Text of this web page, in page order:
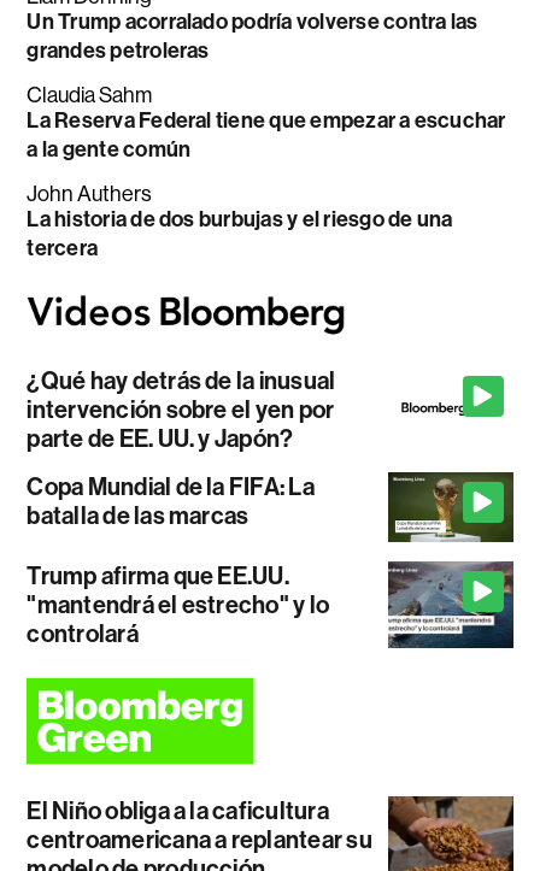
Un Trump acorralado podría volverse contra las
grandes petroleras
Claudia Sahm
La Reserva Federal tiene que empezar a escuchar
a la gente común
John Authers
La historia de dos burbujas y el riesgo de una
tercera
¿Qué hay detrás de la inusual
intervención sobre el yen por
parte de EE. UU. y Japón?
Copa Mundial de la FIFA: La
batalla de las marcas
Trump afirma que EE.UU.
"mantendrá el estrecho" y lo
controlará
El Niño obliga a la caficultura
centroamericana a replantear su